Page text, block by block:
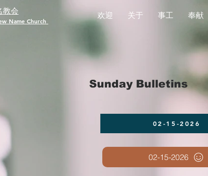
教会
Name Church
欢迎 关于 事工 奉献
Sunday Bulletins
02-15-2026
02-15-2026